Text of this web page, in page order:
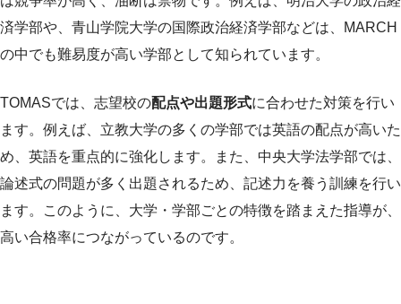
済学部や、青山学院大学の国際政治経済学部などは、MARCH
の中でも難易度が高い学部として知られています。
TOMASでは、志望校の配点や出題形式に合わせた対策を行い
ます。例えば、立教大学の多くの学部では英語の配点が高いた
め、英語を重点的に強化します。また、中央大学法学部では、
論述式の問題が多く出題されるため、記述力を養う訓練を行い
ます。このように、大学・学部ごとの特徴を踏まえた指導が、
高い合格率につながっているのです。